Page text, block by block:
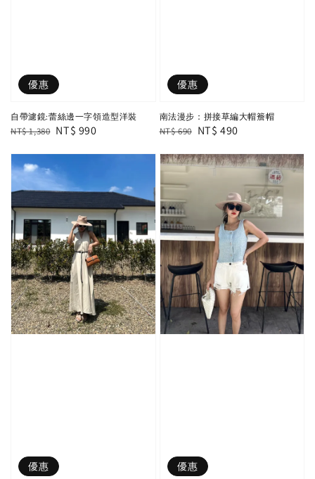
優惠
自帶濾鏡:蕾絲邊一字領造型洋裝
Regular
NT$ 1,380 Sale
NT$ 990
優惠
南法漫步：拼接草編大帽簷帽
Regular
NT$ 690 Sale
NT$ 490
優惠 優惠